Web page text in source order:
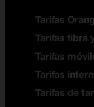
Tarifas
Tarifas fibra
Tarifas
Tarifas
Tarifas de